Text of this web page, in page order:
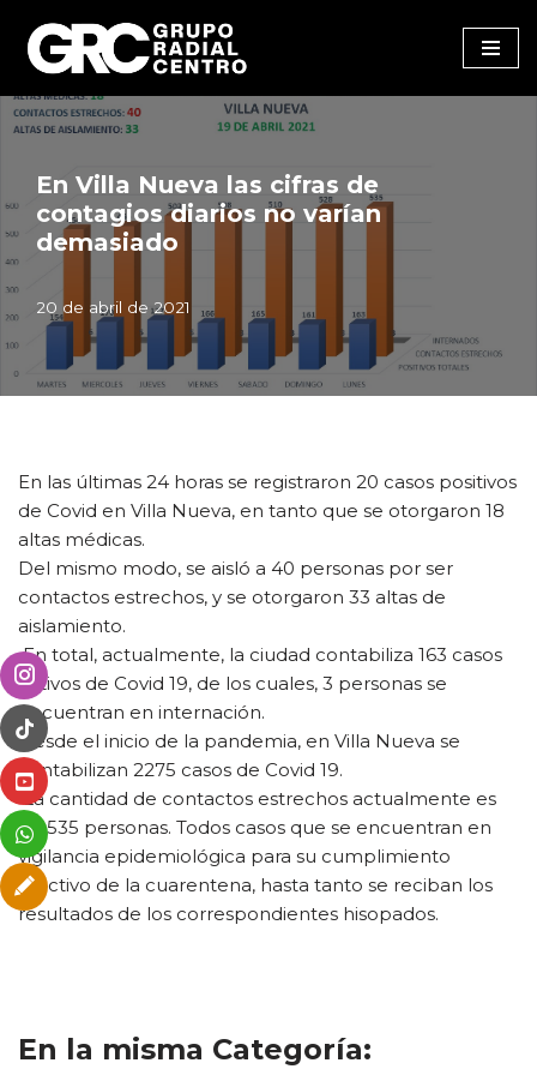
Saltar
al
contenido
En Villa Nueva las cifras de
contagios diarios no varían
demasiado
20 de abril de 2021
En las últimas 24 horas se registraron 20 casos positivos
de Covid en Villa Nueva, en tanto que se otorgaron 18
altas médicas.
Del mismo modo, se aisló a 40 personas por ser
contactos estrechos, y se otorgaron 33 altas de
aislamiento.
•En total, actualmente, la ciudad contabiliza 163 casos
activos de Covid 19, de los cuales, 3 personas se
encuentran en internación.
Desde el inicio de la pandemia, en Villa Nueva se
contabilizan 2275 casos de Covid 19.
•La cantidad de contactos estrechos actualmente es
de 535 personas. Todos casos que se encuentran en
vigilancia epidemiológica para su cumplimiento
efectivo de la cuarentena, hasta tanto se reciban los
resultados de los correspondientes hisopados.
En la misma Categoría: